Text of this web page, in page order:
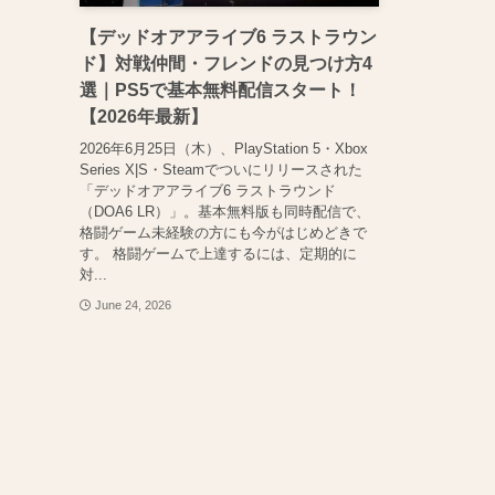
【デッドオアアライブ6 ラストラウン
ド】対戦仲間・フレンドの見つけ方4
選｜PS5で基本無料配信スタート！
【2026年最新】
2026年6月25日（木）、PlayStation 5・Xbox
Series X|S・Steamでついにリリースされた
「デッドオアアライブ6 ラストラウンド
（DOA6 LR）」。基本無料版も同時配信で、
格闘ゲーム未経験の方にも今がはじめどきで
す。 格闘ゲームで上達するには、定期的に
対...
June 24, 2026